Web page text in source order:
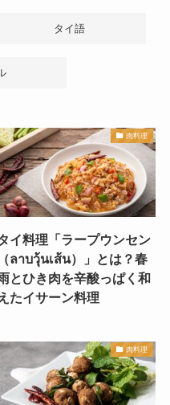
タイ語
肉料理
イ料理「ラープウンセン
（ลาบวุ้นเส้น）」とは？春
とひき肉を辛酸っぱく和
たイサーン料理
肉料理